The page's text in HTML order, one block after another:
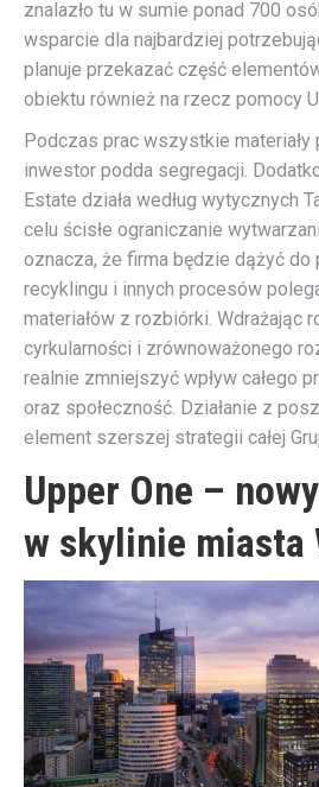
znalazło tu w sumie ponad 700
wsparcie dla najbardziej
planuje przekazać część
obiektu również na rzecz pomocy
Podczas prac wszystkie
inwestor podda segregacji.
Estate działa według wytycznych
celu ścisłe ograniczanie
oznacza, że firma będzie dążyć do
recyklingu i innych procesów
materiałów z rozbiórki. Wdrażając
cyrkularności i zrównoważonego
realnie zmniejszyć wpływ całego
oraz społeczność. Działanie z
element szerszej strategii całej
Upper One –
w skylinie miasta